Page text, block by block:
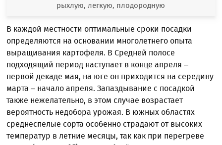
рыхлую, легкую, плодородную
В каждой местности оптимальные сроки посадки
определяются на основании многолетнего опыта
выращивания картофеля. В Средней полосе
подходящий период наступает в конце апреля –
первой декаде мая, на юге он приходится на середину
марта – начало апреля. Запаздывание с посадкой
также нежелательно, в этом случае возрастает
вероятность недобора урожая. В южных областях
среднеспелые сорта особенно страдают от высоких
температур в летние месяцы, так как при перегреве